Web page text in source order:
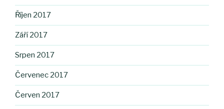
Říjen 2017
Září 2017
Srpen 2017
Červenec 2017
Červen 2017